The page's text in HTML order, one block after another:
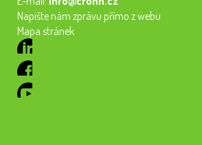
Napište nám zprávu přímo z webu
Mapa stránek